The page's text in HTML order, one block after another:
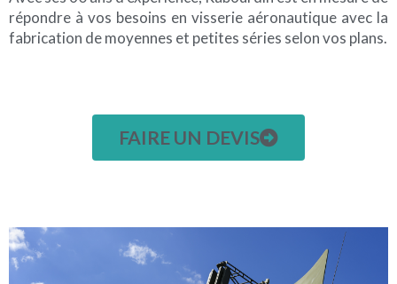
répondre à vos besoins en visserie aéronautique avec la
fabrication de moyennes et petites séries selon vos plans.
FAIRE UN DEVIS